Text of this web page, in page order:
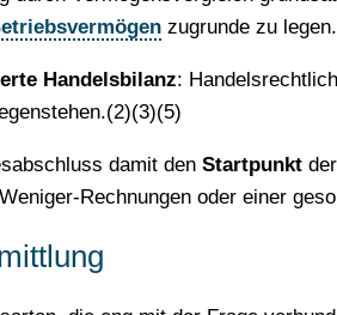
zugrunde zu
Handelsbilanz:
damit den Startpunkt
Rechnungen oder einer